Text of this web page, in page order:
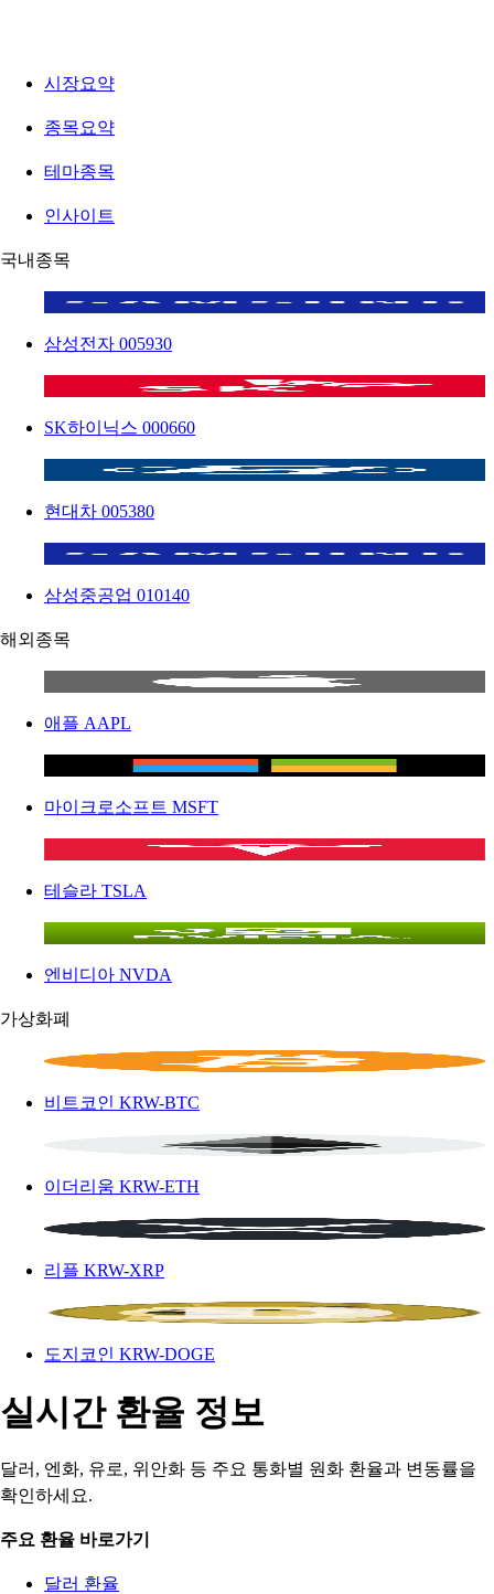
시장요약
종목요약
테마종목
인사이트
국내종목
삼성전자 005930
SK하이닉스 000660
현대차 005380
삼성중공업 010140
해외종목
애플 AAPL
마이크로소프트 MSFT
테슬라 TSLA
엔비디아 NVDA
가상화폐
비트코인 KRW-BTC
이더리움 KRW-ETH
리플 KRW-XRP
도지코인 KRW-DOGE
실시간 환율 정보
달러, 엔화, 유로, 위안화 등 주요 통화별 원화 환율과 변동률을
확인하세요.
주요 환율 바로가기
달러 환율